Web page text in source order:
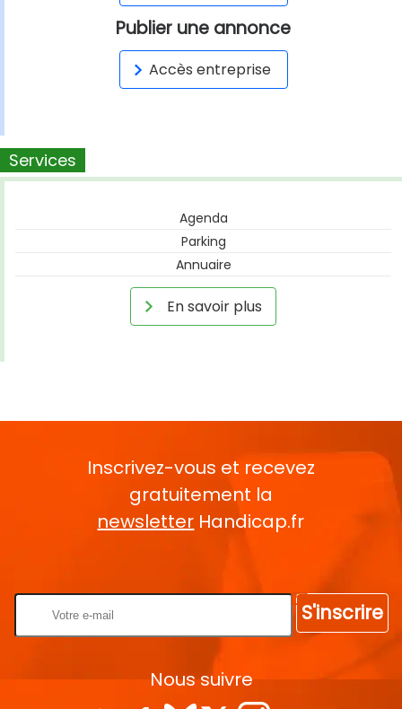
Publier une annonce
Accès entreprise
Services
Agenda
Parking
Annuaire
En savoir plus
Inscrivez-vous et recevez
gratuitement la
newsletter Handicap.fr
S'inscrire
Nous suivre